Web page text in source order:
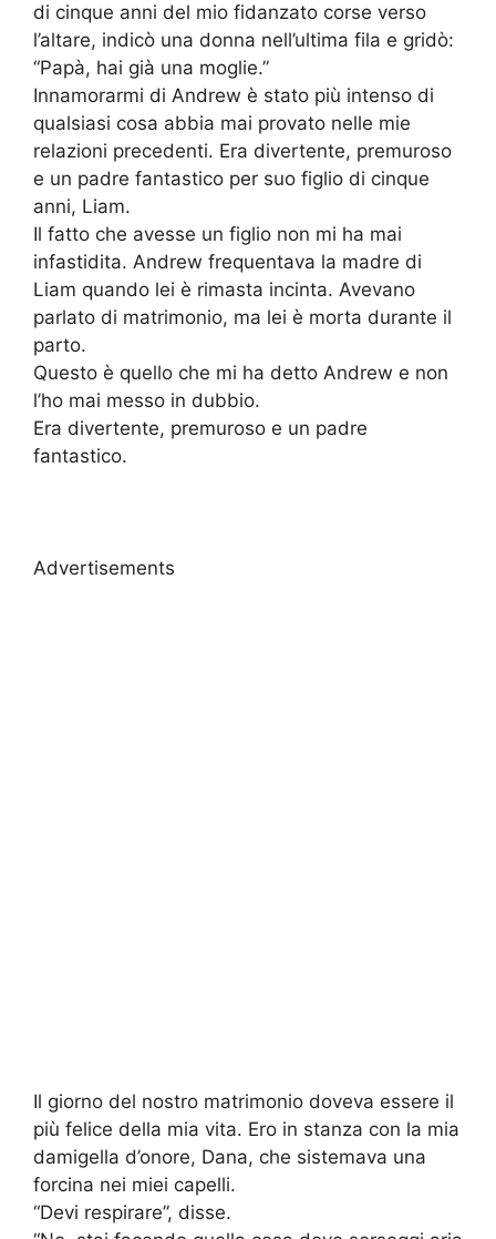
di cinque anni del mio fidanzato corse verso
l’altare, indicò una donna nell’ultima fila e gridò:
“Papà, hai già una moglie.”
Innamorarmi di Andrew è stato più intenso di
qualsiasi cosa abbia mai provato nelle mie
relazioni precedenti. Era divertente, premuroso
e un padre fantastico per suo figlio di cinque
anni, Liam.
Il fatto che avesse un figlio non mi ha mai
infastidita. Andrew frequentava la madre di
Liam quando lei è rimasta incinta. Avevano
parlato di matrimonio, ma lei è morta durante il
parto.
Questo è quello che mi ha detto Andrew e non
l’ho mai messo in dubbio.
Era divertente, premuroso e un padre
fantastico.
Advertisements
Il giorno del nostro matrimonio doveva essere il
più felice della mia vita. Ero in stanza con la mia
damigella d’onore, Dana, che sistemava una
forcina nei miei capelli.
“Devi respirare”, disse.